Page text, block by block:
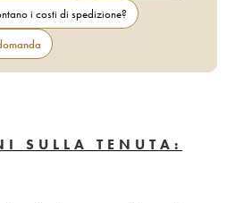
i costi di spedizione?
SULLA TENUTA: